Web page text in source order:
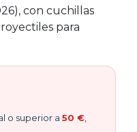
con cuchillas
para
o superior a 50 €